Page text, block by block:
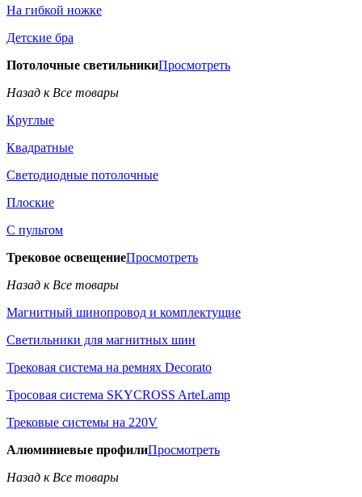
На гибкой ножке
Детские бра
Потолочные светильникиПросмотреть
Назад к Все товары
Круглые
Квадратные
Светодиодные потолочные
Плоские
С пультом
Трековое освещениеПросмотреть
Назад к Все товары
Магнитный шинопровод и комплектущие
Светильники для магнитных шин
Трековая система на ремнях Decorato
Тросовая система SKYCROSS ArteLamp
Трековые системы на 220V
Алюминиевые профилиПросмотреть
Назад к Все товары